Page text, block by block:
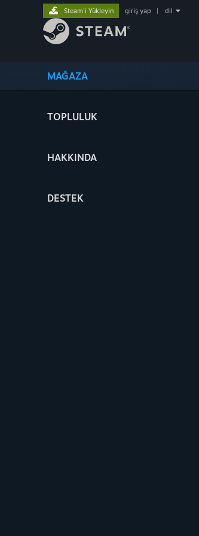
MAĞAZA
TOPLULUK
HAKKINDA
DESTEK
Steam'i Yükleyin giriş yap dil